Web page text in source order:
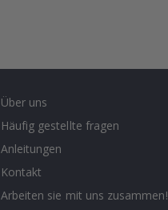
Über uns
Häufig gestellte fragen
Anleitungen
Kontakt
Arbeiten sie mit uns zusammen!